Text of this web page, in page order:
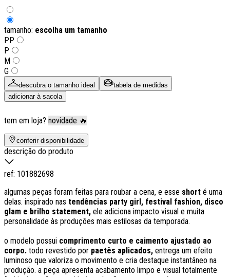
tamanho: escolha um tamanho
PP
P
M
G
descubra o tamanho ideal
tabela de medidas
adicionar à sacola
tem em loja? novidade 🔥
conferir disponibilidade
descrição do produto
ref: 101882698
algumas peças foram feitas para roubar a cena, e esse short é uma
delas. inspirado nas tendências party girl, festival fashion, disco
glam e brilho statement, ele adiciona impacto visual e muita
personalidade às produções mais estilosas da temporada.
o modelo possui comprimento curto e caimento ajustado ao
corpo. todo revestido por paetês aplicados, entrega um efeito
luminoso que valoriza o movimento e cria destaque instantâneo na
produção. a peça apresenta acabamento limpo e visual totalmente